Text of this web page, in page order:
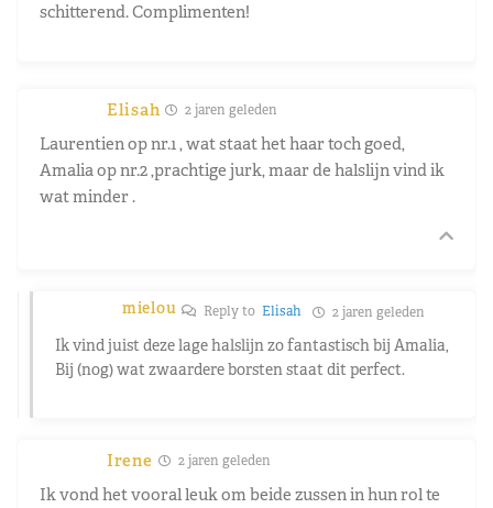
schitterend. Complimenten!
Elisah 2 jaren geleden
Laurentien op nr.1 , wat staat het haar toch goed,
Amalia op nr.2 ,prachtige jurk, maar de halslijn vind ik
wat minder .
mielou Reply toElisah 2 jaren geleden
Ik vind juist deze lage halslijn zo fantastisch bij Amalia,
Bij (nog) wat zwaardere borsten staat dit perfect.
Irene 2 jaren geleden
Ik vond het vooral leuk om beide zussen in hun rol te